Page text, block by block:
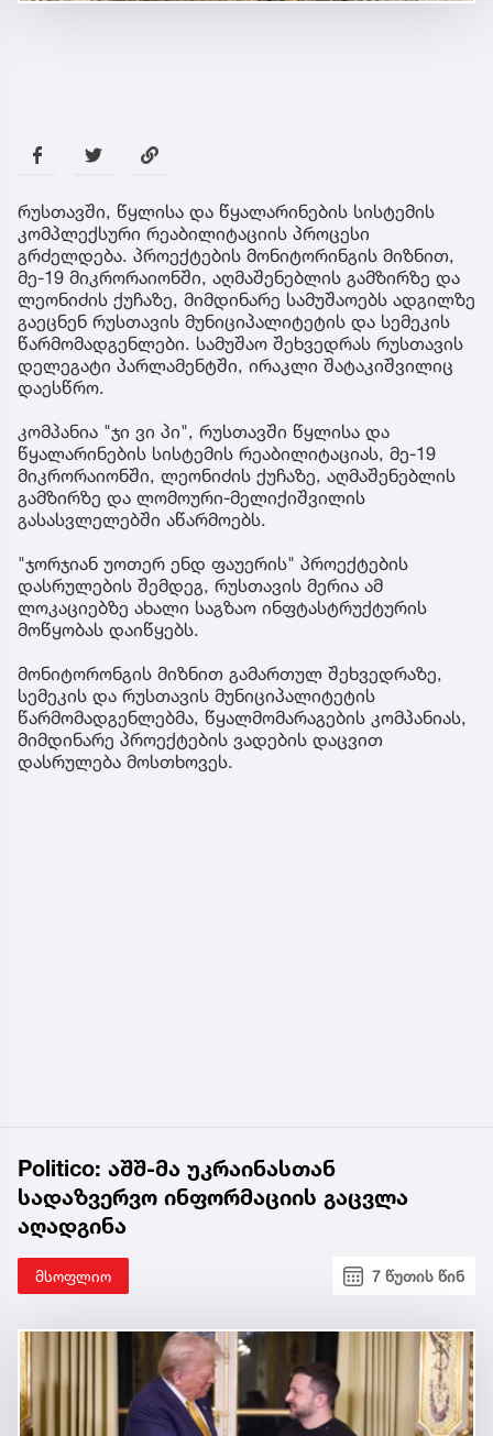
რუსთავში, წყლისა და წყალარინების სისტემის
კომპლექსური რეაბილიტაციის პროცესი
გრძელდება. პროექტების მონიტორინგის მიზნით,
მე-19 მიკრორაიონში, აღმაშენებლის გამზირზე და
ლეონიძის ქუჩაზე, მიმდინარე სამუშაოებს ადგილზე
გაეცნენ რუსთავის მუნიციპალიტეტის და სემეკის
წარმომადგენლები. სამუშაო შეხვედრას რუსთავის
დელეგატი პარლამენტში, ირაკლი შატაკიშვილიც
დაესწრო.
კომპანია "ჯი ვი პი", რუსთავში წყლისა და
წყალარინების სისტემის რეაბილიტაციას, მე-19
მიკრორაიონში, ლეონიძის ქუჩაზე, აღმაშენებლის
გამზირზე და ლომოური-მელიქიშვილის
გასასვლელებში აწარმოებს.
"ჯორჯიან უოთერ ენდ ფაუერის" პროექტების
დასრულების შემდეგ, რუსთავის მერია ამ
ლოკაციებზე ახალი საგზაო ინფტასტრუქტურის
მოწყობას დაიწყებს.
მონიტორონგის მიზნით გამართულ შეხვედრაზე,
სემეკის და რუსთავის მუნიციპალიტეტის
წარმომადგენლებმა, წყალმომარაგების კომპანიას,
მიმდინარე პროექტების ვადების დაცვით
დასრულება მოსთხოვეს.
Politico: აშშ-მა უკრაინასთან
სადაზვერვო ინფორმაციის გაცვლა
აღადგინა
მსოფლიო 7 წუთის წინ